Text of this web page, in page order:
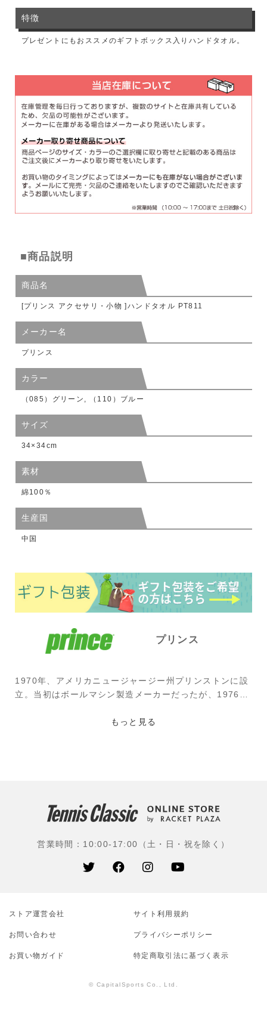
特徴
プレゼントにもおススメのギフトボックス入りハンドタオル。
■商品説明
商品名
[プリンス アクセサリ・小物 ]ハンドタオル PT811
メーカー名
プリンス
カラー
（085）グリーン, （110）ブルー
サイズ
34×34cm
素材
綿100％
生産国
中国
プリンス
1970年、アメリカニュージャージー州プリンストンに設
立。当初はボールマシン製造メーカーだったが、1976年
を考案すると、1978年に名器「グラファイト」を開発。
使用選手：ジョン・イズナー(アメリカ)、パブロ・アン
ドゥハル(スペイン)、今西美晴(EMシステムズ)、上杉海
白石光(早稲田大)、阿部宏美(筑波大)、相川真侑花(テニ
もっと見る
営業時間：10:00-17:00（土・日・祝を除く）
ストア運営会社 サイト利⽤規約
お問い合わせ プライバシーポリシー
お買い物ガイド 特定商取引法に基づく表示
© CapitalSports Co., Ltd.